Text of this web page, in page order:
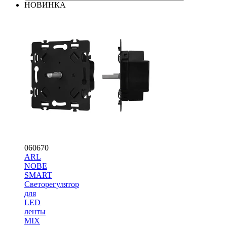
НОВИНКА
060670
ARL
NOBE
SMART
Светорегулятор
для
LED
ленты
MIX